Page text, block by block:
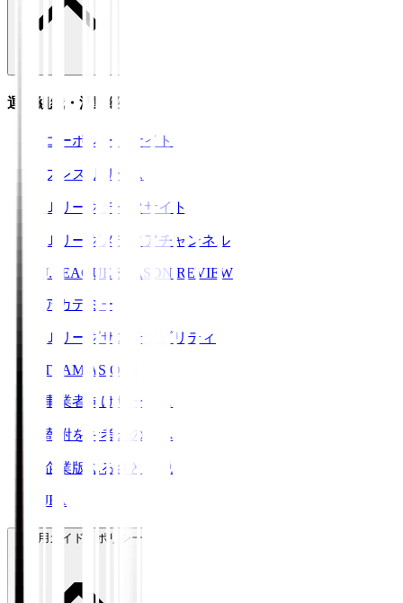
運営組織・活動紹介
コーポレートサイト
プレスリリース
Ｊリーグデータサイト
Ｊリーグメディアチャンネル
J.LEAGUE SEASON REVIEW
アカデミー
Ｊリーグサステナビリティ
TEAM AS ONE
事業者向けサービス
寄附をお考えの方へ
企業版ふるさと納税
JFA
ご利用ガイド・ポリシー